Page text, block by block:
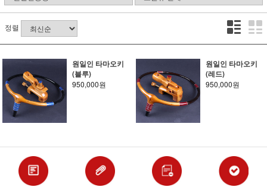
정렬
원일인 타마오키
(블루)
950,000원
원일인 타마오키
(레드)
950,000원